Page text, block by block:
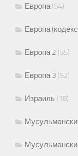
Европа(54)
Европа
Европа 2 (55)
Европа 3 (52)
Израиль (18)